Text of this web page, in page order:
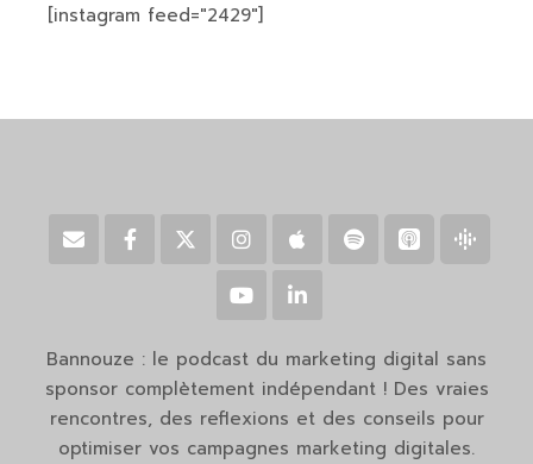
[instagram feed="2429"]
Bannouze : le podcast du marketing digital sans
sponsor complètement indépendant ! Des vraies
rencontres, des reflexions et des conseils pour
optimiser vos campagnes marketing digitales.